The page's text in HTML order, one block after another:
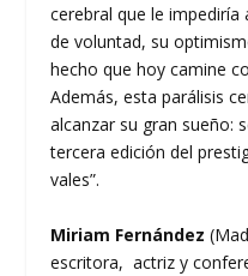
cerebral que le impediría
de voluntad, su
hecho que hoy camine
Además, esta parálisis
alcanzar su gran sueño:
tercera edición del
vales”.
Miriam Fernández
escritora, ​ actriz​ y